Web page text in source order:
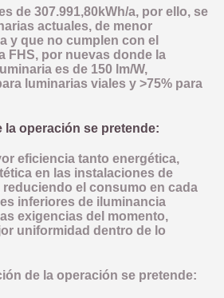
de 307.991,80kWh/a, por ello, se
actuales, de menor
y que no cumplen con el
FHS, por nuevas donde la
es de 150 lm/W,
luminarias viales y >75% para
la operación se pretende:
eficiencia tanto energética,
en las instalaciones de
el consumo en cada
inferiores de iluminancia
exigencias del momento,
uniformidad dentro de lo
de la operación se pretende: